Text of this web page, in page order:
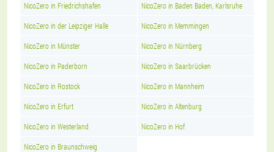
NicoZero in Friedrichshafen NicoZero in Baden Baden, Karlsruhe
NicoZero in der Leipziger Halle NicoZero in Memmingen
NicoZero in Münster NicoZero in Nürnberg
NicoZero in Paderborn NicoZero in Saarbrücken
NicoZero in Rostock NicoZero in Mannheim
NicoZero in Erfurt NicoZero in Altenburg
NicoZero in Westerland NicoZero in Hof
NicoZero in Braunschweig